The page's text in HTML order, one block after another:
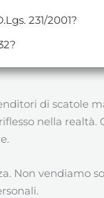
231/2001?
di scatole
nella
Non vendiamo